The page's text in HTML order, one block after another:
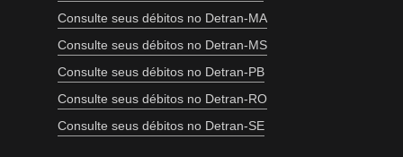
Consulte seus débitos no Detran-MA
Consulte seus débitos no Detran-MS
Consulte seus débitos no Detran-PB
Consulte seus débitos no Detran-RO
Consulte seus débitos no Detran-SE